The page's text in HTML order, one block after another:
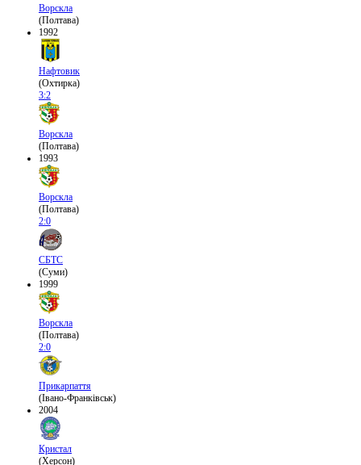
Ворскла
(Полтава)
1992
Нафтовик
(Охтирка)
3:2
Ворскла
(Полтава)
1993
Ворскла
(Полтава)
2:0
СБТС
(Суми)
1999
Ворскла
(Полтава)
2:0
Прикарпаття
(Івано-Франківськ)
2004
Кристал
(Херсон)